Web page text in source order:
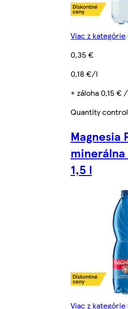
Viac z kategórie
0,35 €
0,18 €/l
+ záloha 0,15 €
Quantity
Magnesia
1,5 l
Viac z kategórie